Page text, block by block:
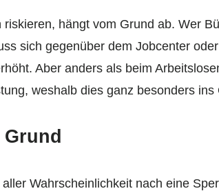
hängt vom Grund ab. Wer
sich gegenüber dem Jobcenter
Aber anders als beim
weshalb dies ganz besonders ins
Wahrscheinlichkeit nach eine